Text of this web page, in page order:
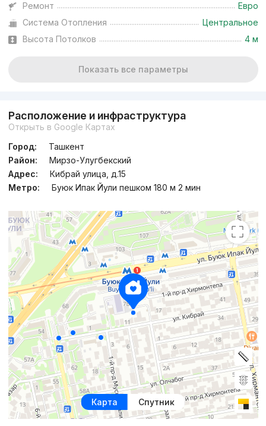
Ремонт
Евро
Система Отопления
Центральное
Высота Потолков
4 м
Показать все параметры
Расположение и инфраструктура
Открыть в Google Картах
Город:
Ташкент
Район:
Мирзо-Улугбекский
Адрес:
Кибрай улица, д.15
Метро:
Буюк Ипак Йули пешком 180 м 2 мин
Карта Спутник